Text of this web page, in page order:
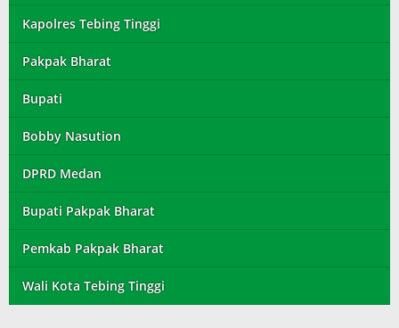
Kapolres Tebing Tinggi
Pakpak Bharat
Bupati
Bobby Nasution
DPRD Medan
Bupati Pakpak Bharat
Pemkab Pakpak Bharat
Wali Kota Tebing Tinggi